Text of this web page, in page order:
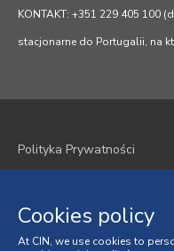
KONTAKT: +351 229 405 100
stacjonarne do Portugalii, na
Polityka Prywatności
Regulamin
Cookies policy
At CIN, we use cookies to